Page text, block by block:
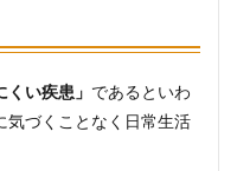
くい疾患」 であるといわ
気づくことなく日常生活